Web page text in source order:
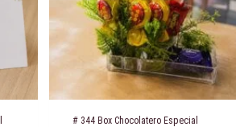
# 344 Box Chocolatero Especial